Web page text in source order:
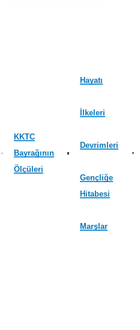
KKTC
Bayrağının
Ölçüleri
Hayatı
İlkeleri
Devrimleri
Gençliğe
Hitabesi
Marşlar